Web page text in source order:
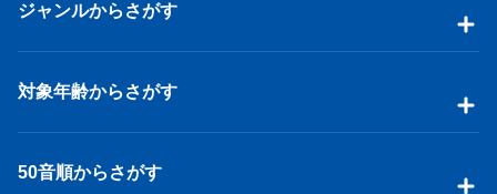
ジャンルからさがす
対象年齢からさがす
50音順からさがす